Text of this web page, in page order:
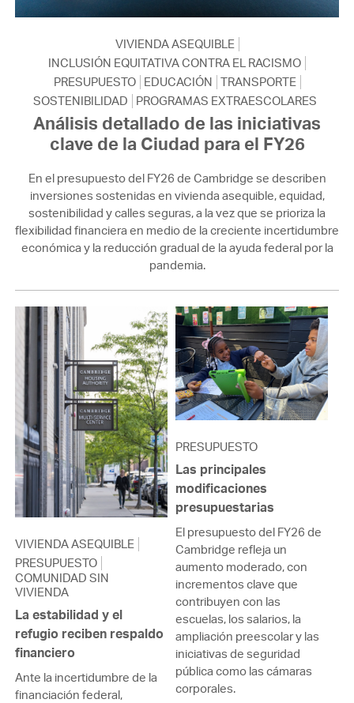
VIVIENDA ASEQUIBLE
INCLUSIÓN EQUITATIVA CONTRA EL RACISMO
PRESUPUESTO
EDUCACIÓN TRANSPORTE
SOSTENIBILIDAD
PROGRAMAS EXTRAESCOLARES
Análisis detallado de las iniciativas
clave de la Ciudad para el FY26
En el presupuesto del FY26 de Cambridge se describen
inversiones sostenidas en vivienda asequible, equidad,
sostenibilidad y calles seguras, a la vez que se prioriza la
flexibilidad financiera en medio de la creciente incertidumbre
económica y la reducción gradual de la ayuda federal por la
pandemia.
VIVIENDA ASEQUIBLE
PRESUPUESTO
COMUNIDAD SIN
VIVIENDA
La estabilidad y el
refugio reciben respaldo
financiero
Ante la incertidumbre de la
financiación federal,
PRESUPUESTO
Las principales
modificaciones
presupuestarias
El presupuesto del FY26 de
Cambridge refleja un
aumento moderado, con
incrementos clave que
contribuyen con las
escuelas, los salarios, la
ampliación preescolar y las
iniciativas de seguridad
pública como las cámaras
corporales.